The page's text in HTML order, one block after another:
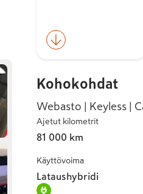
Kohokohdat
Webasto | Keyless |
Ajetut kilometrit
81 000 km
Käyttövoima
Lataushybridi